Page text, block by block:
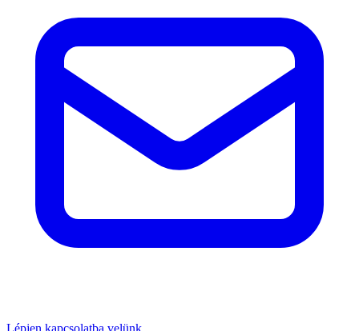
Lépjen kapcsolatba velünk